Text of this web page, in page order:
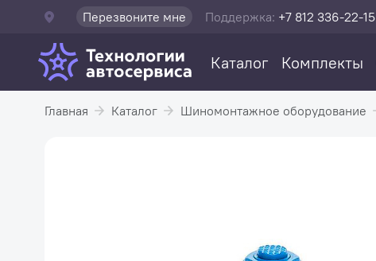
Перезвоните мне Поддержка: +7 812 336-22-15
Каталог Комплекты
Главная Каталог Шиномонтажное оборудование